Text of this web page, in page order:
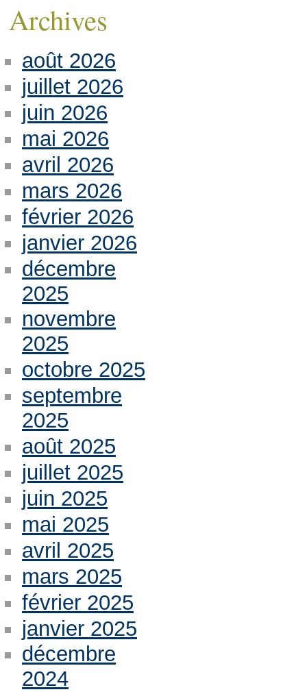
Archives
août 2026
juillet 2026
juin 2026
mai 2026
avril 2026
mars 2026
février 2026
janvier 2026
décembre
2025
novembre
2025
octobre 2025
septembre
2025
août 2025
juillet 2025
juin 2025
mai 2025
avril 2025
mars 2025
février 2025
janvier 2025
décembre
2024